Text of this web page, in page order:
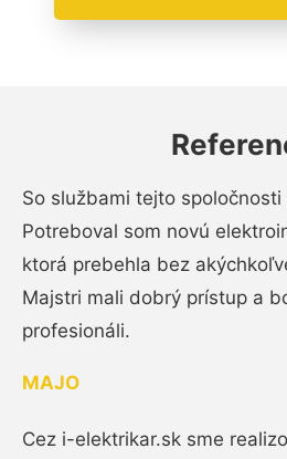
So službami tejto
Potreboval som novú
ktorá prebehla bez
Majstri mali dobrý prístup a
profesionáli.
MAJO
Cez i-elektrikar.sk sme